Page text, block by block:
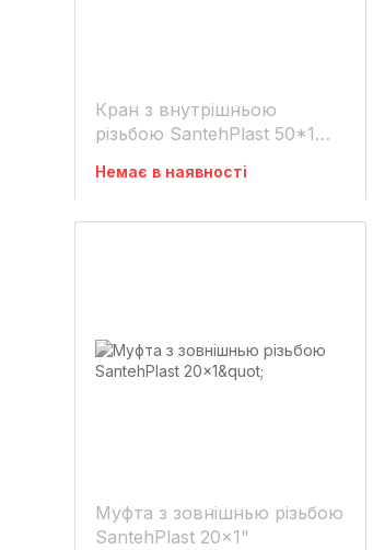
Кран з внутрішньою
різьбою SantehPlast 50*1
Немає в наявності
Муфта з зовнішнью різьбою
SantehPlast 20x1"